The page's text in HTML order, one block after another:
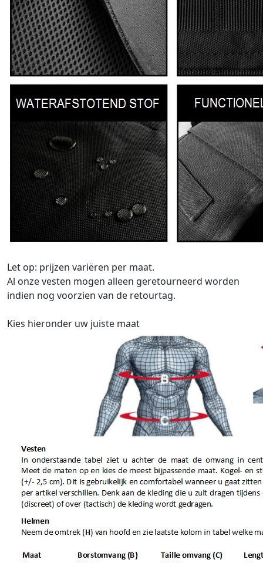
Let op: prijzen variëren per maat.
Al onze vesten mogen alleen geretourneerd worden
indien nog voorzien van de retourtag.
Kies hieronder uw juiste maat